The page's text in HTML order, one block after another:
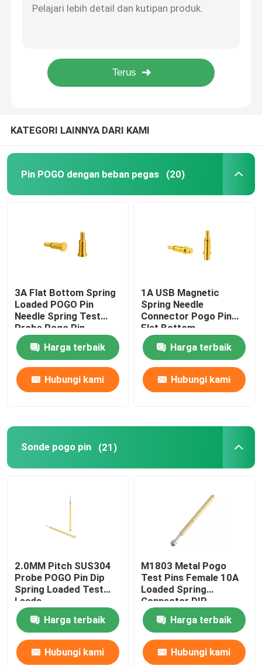
Pin Pogo Berujung Ganda
SMT POGO Pin
Konektor Pin Pogo
Bagian presisi cnc
pembuat cetakan injeksi
Bagian cetakan injeksi
KATEGORI LAINNYA DARI KAMI
Pin POGO dengan beban pegas (20)
3A Flat Bottom Spring
Loaded POGO Pin
Needle Spring Test
Probe Pogo Pin
Harga terbaik
Hubungi kami
1A USB Magnetic
Spring Needle
Connector Pogo Pin
Flat Bottom
Harga terbaik
Hubungi kami
Sonde pogo pin (21)
2.0MM Pitch SUS304
Probe POGO Pin Dip
Spring Loaded Test
Leads
Harga terbaik
Hubungi kami
M1803 Metal Pogo
Test Pins Female 10A
Loaded Spring
Connector DIP
Harga terbaik
Hubungi kami